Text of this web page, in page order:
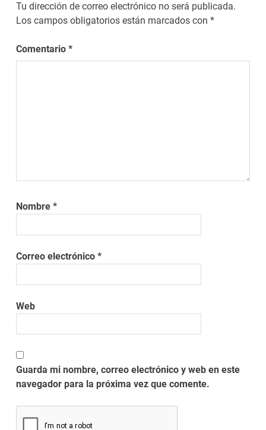
Tu dirección de correo electrónico no será publicada.
Los campos obligatorios están marcados con*
Comentario*
Nombre*
Correo electrónico*
Web
Guarda mi nombre, correo electrónico y web en este
navegador para la próxima vez que comente.